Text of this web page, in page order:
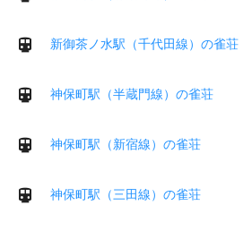
新御茶ノ水駅（千代田線）の雀荘
神保町駅（半蔵門線）の雀荘
神保町駅（新宿線）の雀荘
神保町駅（三田線）の雀荘